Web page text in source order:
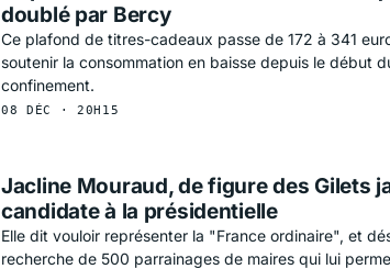
doublé par Bercy
Ce plafond de titres-cadeaux passe de 172 à 341
soutenir la consommation en baisse depuis le début
confinement.
08 DÉC · 20H15
Jacline Mouraud, de figure des Gilets
candidate à la présidentielle
Elle dit vouloir représenter la "France ordinaire", et
recherche de 500 parrainages de maires qui lui